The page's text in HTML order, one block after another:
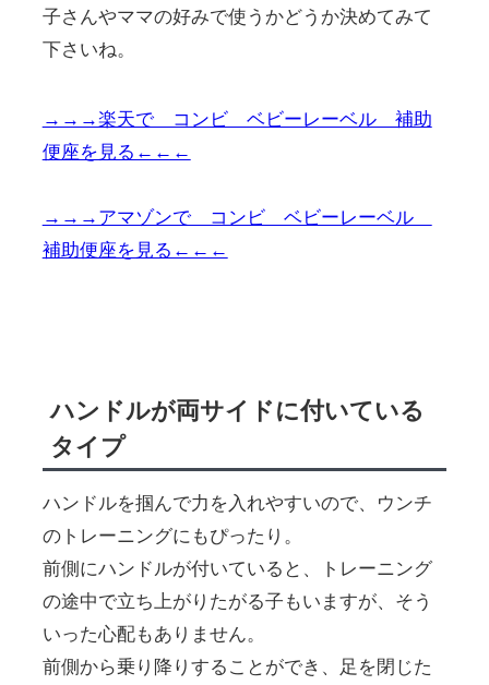
子さんやママの好みで使うかどうか決めてみて
下さいね。
→→→楽天で コンビ ベビーレーベル 補助
便座を見る←←←
→→→アマゾンで コンビ ベビーレーベル
補助便座を見る←←←
ハンドルが両サイドに付いている
タイプ
ハンドルを掴んで力を入れやすいので、ウンチ
のトレーニングにもぴったり。
前側にハンドルが付いていると、トレーニング
の途中で立ち上がりたがる子もいますが、そう
いった心配もありません。
前側から乗り降りすることができ、足を閉じた